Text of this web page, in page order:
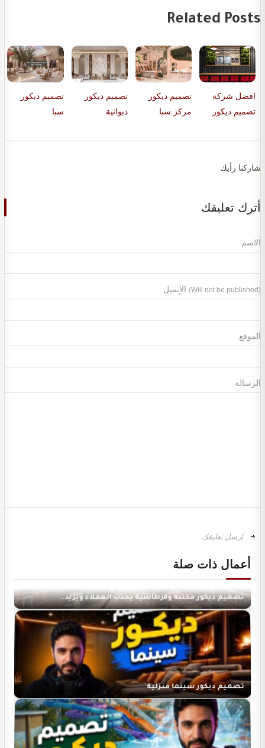
Related Posts
تصميم ديكور
سبا
تصميم ديكور
ديوانية
تصميم ديكور
مركز سبا
افضل شركة
تصميم ديكور
شاركنا رأيك
أترك تعليقك
الاسم
(Will not be published)
الموقع
الرسالة
أعمال ذات صلة
تصميم ديكور سينما منزلية